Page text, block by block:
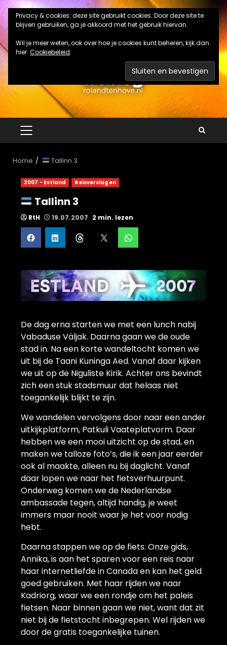
Ga
naar
de
inhoud
PRIMAIR
MENU
Home Tallinn 3
2007 - Estland Reisverslagen
Tallinn 3
RtH 19.07.2007 2 min. lezen
De dag erna starten we met een lunch nabij
Vabaduse Väljak. Daarna gaan we de oude
stad in. Na een korte wandeltocht komen we
uit bij de Taani Kuninga Aed. Vanaf daar kijken
we uit op de Niguliste Kirik. Achter ons bevindt
zich een stuk stadsmuur dat helaas niet
toegankelijk blijkt te zijn.
We wandelen vervolgens door naar een ander
uitkijkplatform, Patkuli Vaateplatvorm. Daar
hebben we een mooi uitzicht op de stad, en
maken we talloze foto’s, die ik een jaar eerder
ook al maakte, alleen nu bij daglicht. Vanaf
daar lopen we naar het fietsverhuurpunt.
Onderweg komen we de Nederlandse
ambassade tegen, altijd handig, je weet
immers maar nooit waar je het voor nodig
hebt.
Daarna stappen we op de fiets. Onze gids,
Annika, is aan het sparen voor een reis naar
haar internetliefde in Canada en kan het geld
goed gebruiken. Met haar rijden we naar
Kadriorg, waar we een rondje om het paleis
fietsen. Naar binnen gaan we niet, want dat zit
niet bij de fietstocht inbegrepen. Wel rijden we
door de gratis toegankelijke tuinen.
Privacy & cookies: deze site gebruikt cookies. Door deze site te
blijven gebruiken, ga je akkoord met het gebruik hiervan.
Wil je meer weten, ook over hoe je cookies kunt beheren, kijk dan
hier: Cookiebeleid